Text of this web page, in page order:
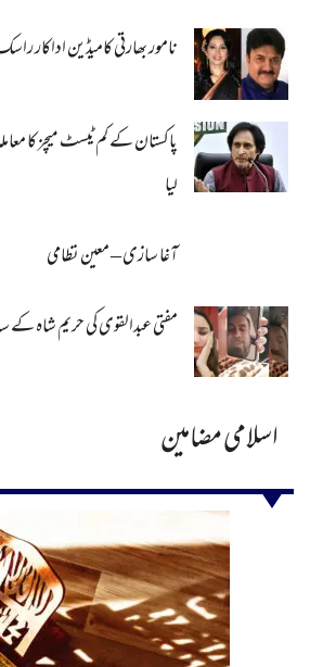
نامور بھارتی کامیڈین اداکار
پاکستان کے کم ٹیسٹ میچز کا
لیا
آغا سازی – معین نظامی
مفتی عبدالقوی کی حریم شاہ کے
اسلامی مضامین